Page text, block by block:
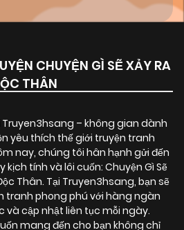
CHUYỆN GÌ SẼ XẢY RA
THÂN
– không gian dành
yêu thích thế giới truyện tranh
nay, chúng tôi hân hạnh gửi đến
kịch tính và lôi cuốn: Chuyện Gì Sẽ
Thân. Tại Truyen3hsang, bạn sẽ
tranh phong phú với hàng ngàn
và cập nhật liên tục mỗi ngày.
mang đến cho bạn không chỉ